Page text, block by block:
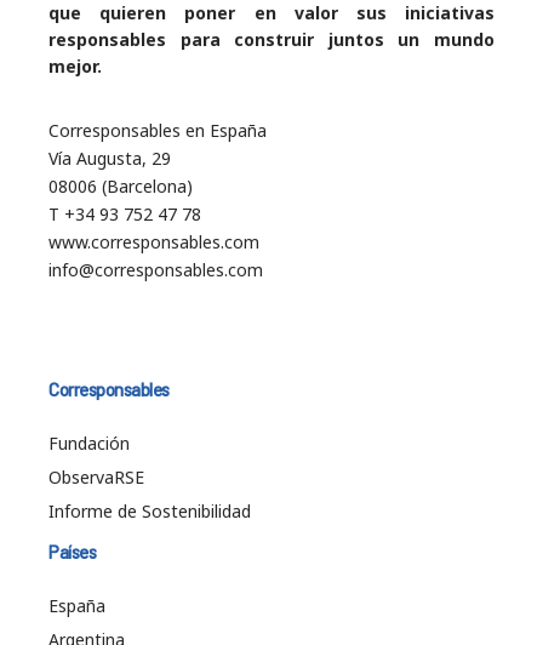
que quieren poner en valor sus iniciativas
responsables para construir juntos un mundo
mejor.
Corresponsables en España
Vía Augusta, 29
08006 (Barcelona)
T +34 93 752 47 78
www.corresponsables.com
info@corresponsables.com
Corresponsables
Fundación
ObservaRSE
Informe de Sostenibilidad
Países
España
Argentina